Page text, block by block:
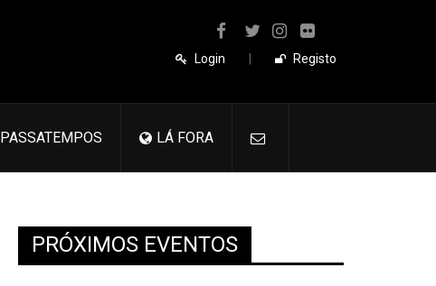
Login Registo
PASSATEMPOS LÁ FORA
PRÓXIMOS EVENTOS